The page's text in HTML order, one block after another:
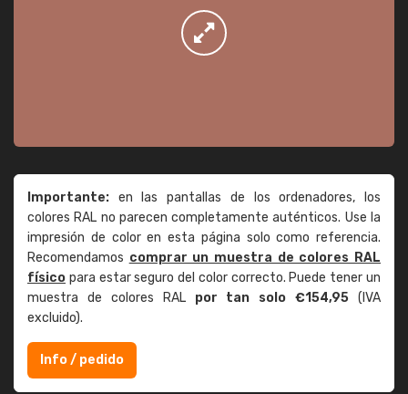
Importante: en las pantallas de los ordenadores, los
colores RAL no parecen completamente auténticos. Use la
impresión de color en esta página solo como referencia.
Recomendamos comprar un muestra de colores RAL
físico para estar seguro del color correcto. Puede tener un
muestra de colores RAL por tan solo €154,95 (IVA
excluido).
Info / pedido